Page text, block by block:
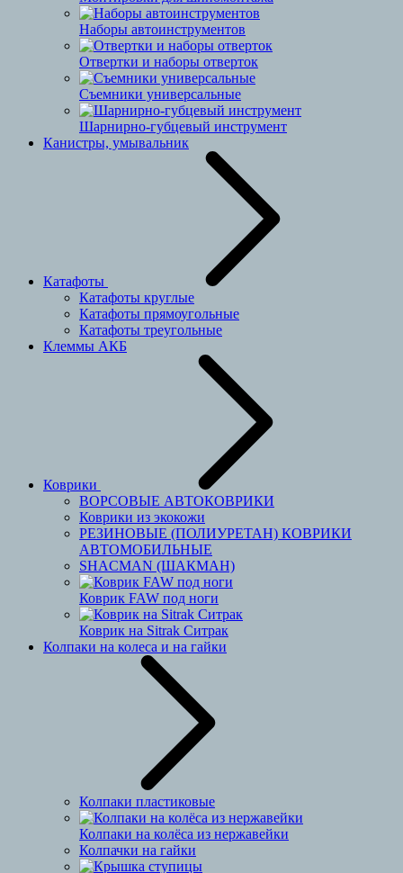
Наборы автоинструментов
Отвертки и наборы отверток
Съемники универсальные
Шарнирно-губцевый инструмент
Канистры, умывальник
Катафоты
Катафоты круглые
Катафоты прямоугольные
Катафоты треугольные
Клеммы АКБ
Коврики
ВОРСОВЫЕ АВТОКОВРИКИ
Коврики из экокожи
РЕЗИНОВЫЕ (ПОЛИУРЕТАН) КОВРИКИ
АВТОМОБИЛЬНЫЕ
SHACMAN (ШАКМАН)
Коврик FAW под ноги
Коврик на Sitrak Ситрак
Колпаки на колеса и на гайки
Колпаки пластиковые
Колпаки на колёса из нержавейки
Колпачки на гайки